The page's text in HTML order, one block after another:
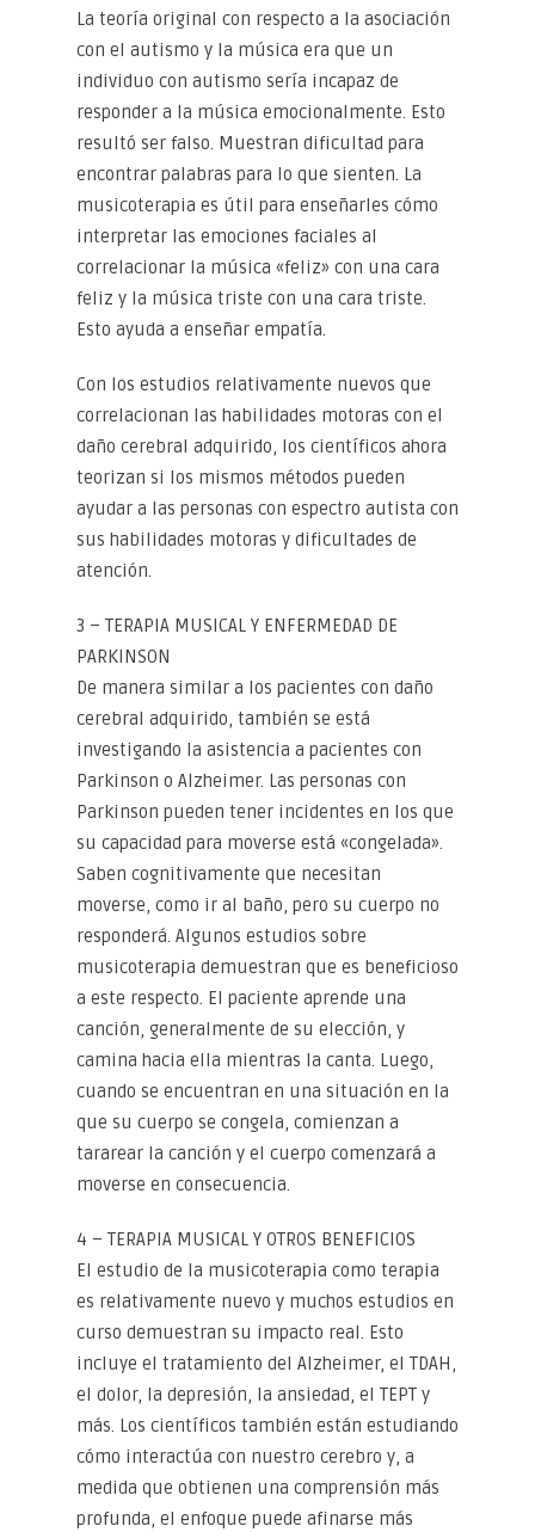
La teoría original con respecto a la asociación
con el autismo y la música era que un
individuo con autismo sería incapaz de
responder a la música emocionalmente. Esto
resultó ser falso. Muestran dificultad para
encontrar palabras para lo que sienten. La
musicoterapia es útil para enseñarles cómo
interpretar las emociones faciales al
correlacionar la música «feliz» con una cara
feliz y la música triste con una cara triste.
Esto ayuda a enseñar empatía.
Con los estudios relativamente nuevos que
correlacionan las habilidades motoras con el
daño cerebral adquirido, los científicos ahora
teorizan si los mismos métodos pueden
ayudar a las personas con espectro autista con
sus habilidades motoras y dificultades de
atención.
3 – TERAPIA MUSICAL Y ENFERMEDAD DE
PARKINSON
De manera similar a los pacientes con daño
cerebral adquirido, también se está
investigando la asistencia a pacientes con
Parkinson o Alzheimer. Las personas con
Parkinson pueden tener incidentes en los que
su capacidad para moverse está «congelada».
Saben cognitivamente que necesitan
moverse, como ir al baño, pero su cuerpo no
responderá. Algunos estudios sobre
musicoterapia demuestran que es beneficioso
a este respecto. El paciente aprende una
canción, generalmente de su elección, y
camina hacia ella mientras la canta. Luego,
cuando se encuentran en una situación en la
que su cuerpo se congela, comienzan a
tararear la canción y el cuerpo comenzará a
moverse en consecuencia.
4 – TERAPIA MUSICAL Y OTROS BENEFICIOS
El estudio de la musicoterapia como terapia
es relativamente nuevo y muchos estudios en
curso demuestran su impacto real. Esto
incluye el tratamiento del Alzheimer, el TDAH,
el dolor, la depresión, la ansiedad, el TEPT y
más. Los científicos también están estudiando
cómo interactúa con nuestro cerebro y, a
medida que obtienen una comprensión más
profunda, el enfoque puede afinarse más